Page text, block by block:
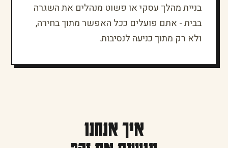
בניית מהלך עסקי או פשוט מנהלים את השגרה
בבית - אתם פועלים ככל האפשר מתוך בחירה,
ולא רק מתוך כניעה לנסיבות.
איך אנחנו